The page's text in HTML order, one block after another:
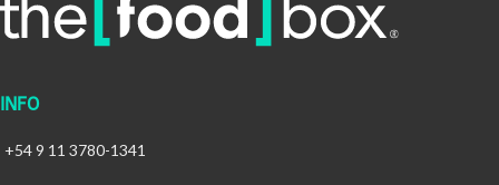
INFO
+54 9 11 3780-1341